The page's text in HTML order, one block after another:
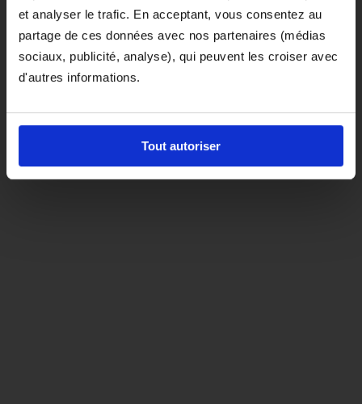
et analyser le trafic. En acceptant, vous consentez au
partage de ces données avec nos partenaires (médias
sociaux, publicité, analyse), qui peuvent les croiser avec
d'autres informations.
Tout autoriser
D'ici là, si vous souhaitez le coloris noir,
orientez-vous vers la matière "indispensable"